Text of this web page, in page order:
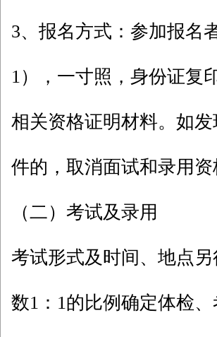
3、报名方式：参加报名
1），一寸照，身份证复
相关资格证明材料。如
件的，取消面试和录用资
（二）考试及录用
考试形式及时间、地点
数1：1的比例确定体检